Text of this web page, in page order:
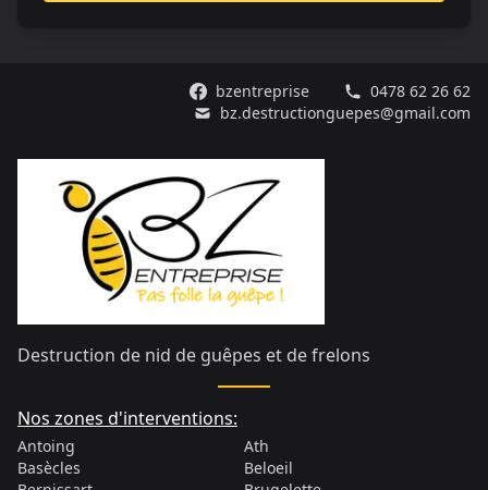
bzentreprise
0478 62 26 62
bz.destructionguepes@gmail.com
Destruction de nid de guêpes et de frelons
Nos zones d'interventions:
Antoing Destruction nid de guêpes et frelons à
Ath
Basècles Destruction nid de guêpes et frelons à
Beloeil